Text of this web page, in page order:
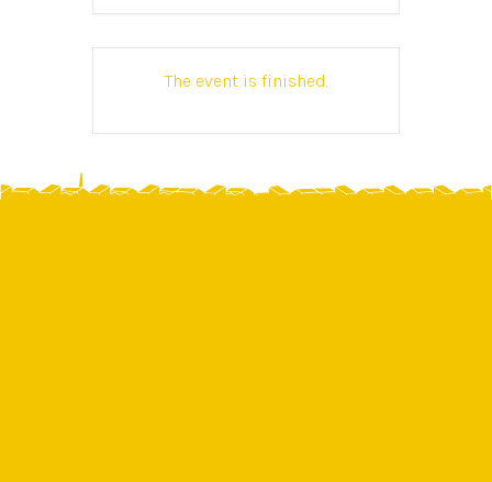
The event is finished.